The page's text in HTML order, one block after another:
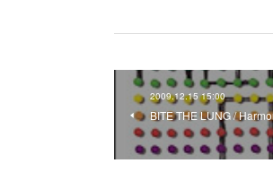
2009.12.15 15:00
BITE THE LUNG /